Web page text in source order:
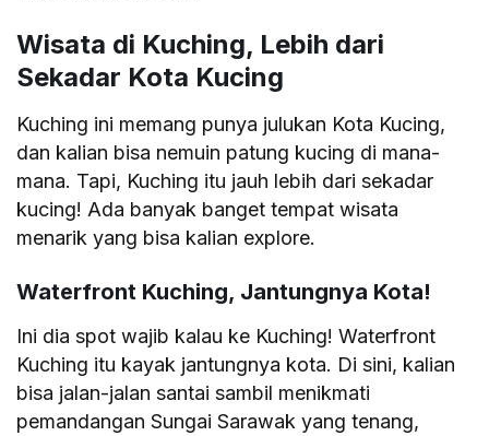
Wisata di Kuching, Lebih dari
Sekadar Kota Kucing
Kuching ini memang punya julukan Kota Kucing,
dan kalian bisa nemuin patung kucing di mana-
mana. Tapi, Kuching itu jauh lebih dari sekadar
kucing! Ada banyak banget tempat wisata
menarik yang bisa kalian explore.
Waterfront Kuching, Jantungnya Kota!
Ini dia spot wajib kalau ke Kuching! Waterfront
Kuching itu kayak jantungnya kota. Di sini, kalian
bisa jalan-jalan santai sambil menikmati
pemandangan Sungai Sarawak yang tenang,